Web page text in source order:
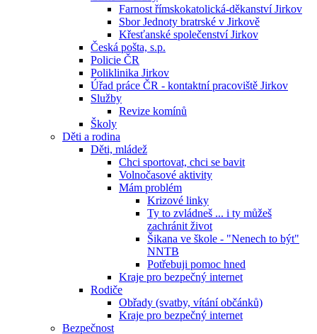
Farnost římskokatolická-děkanství Jirkov
Sbor Jednoty bratrské v Jirkově
Křesťanské společenství Jirkov
Česká pošta, s.p.
Policie ČR
Poliklinika Jirkov
Úřad práce ČR - kontaktní pracoviště Jirkov
Služby
Revize komínů
Školy
Děti a rodina
Děti, mládež
Chci sportovat, chci se bavit
Volnočasové aktivity
Mám problém
Krizové linky
Ty to zvládneš ... i ty můžeš
zachránit život
Šikana ve škole - "Nenech to být"
NNTB
Potřebuji pomoc hned
Kraje pro bezpečný internet
Rodiče
Obřady (svatby, vítání občánků)
Kraje pro bezpečný internet
Bezpečnost